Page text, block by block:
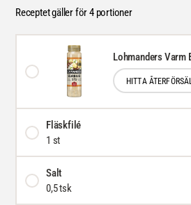
Receptet gäller för 4 portioner
Lohmanders Varm
HITTA
Fläskfilé
1 st
Salt
0,5 tsk